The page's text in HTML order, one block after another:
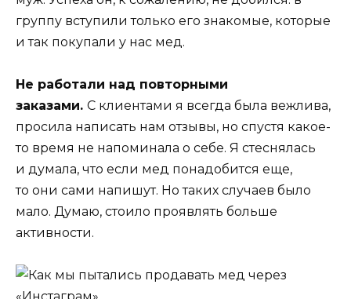
группу вступили только его знакомые, которые
и так покупали у нас мед.
Не работали над повторными
заказами. С клиентами я всегда была вежлива,
просила написать нам отзывы, но спустя какое-
то время не напоминала о себе. Я стеснялась
и думала, что если мед понадобится еще,
то они сами напишут. Но таких случаев было
мало. Думаю, стоило проявлять больше
активности.